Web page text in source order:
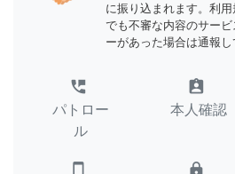
に振り込まれます。利
でも不審な内容のサー
ーがあった場合は通報し
perm_phone_msg
パトロー
ル
assignment_ind
本人確認
smartphone lock